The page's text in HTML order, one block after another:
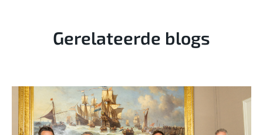
Gerelateerde blogs